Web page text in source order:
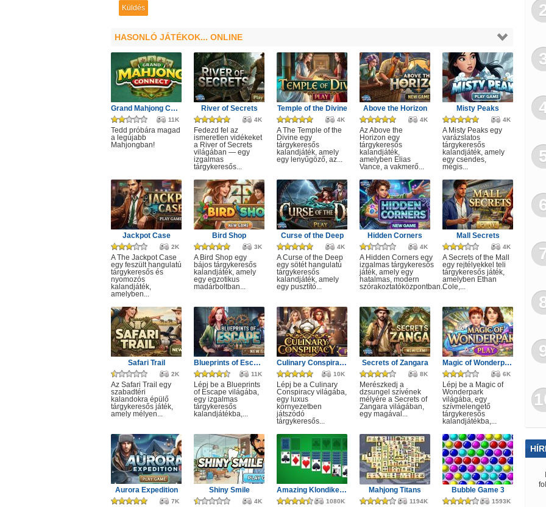
HASONLÓ JÁTÉKOK... ONLINE
Grand Mahjong Connect
11K
Tedd próbára magad
a legújabb
Mahjongban!
River of Secrets
4K
Fedezd fel az
ismeretlen vidékeket
a River of Secrets
világában — egy
izgalmas
tárgykeresős...
Temple of the Divine
4K
A The Temple of the
Divine egy
tárgykeresős
kalandjáték, amely
egy lenyűgöző, az...
Above the Horizon
4K
Az Above the
Horizon egy
tárgykeresős
kalandjáték,
amelyben Elias
Vance, a vakmerő...
Misty Peaks
4K
A Misty Peaks egy
varázslatos
tárgykeresős
kalandjáték, amely
egy csendes,
mégis...
Jackpot Case
2K
A The Jackpot Case
egy feszült hangulatú
tárgykeresős és
nyomozós
kalandjáték,
amelyben...
Bird Shop
3K
A Bird Shop egy
bájos tárgykeresős
kalandjáték, amely
egy egzotikus
madárboltban...
Curse of the Deep
4K
A Curse of the Deep
egy sötét hangulatú
tárgykeresős
kalandjáték, amely
egy pusztító...
Hidden Corners
4K
A Hidden Corners egy
izgalmas tárgykeresős
játék, amely egy
hatalmas, modern
szórakoztatóközpontban...
Mall Secrets
4K
A Secrets of the Mall
egy rejtélyekkel teli
tárgykeresős játék,
amelyben Ethan
Cole,...
Safari Trail
2K
Az Safari Trail egy
szabadtéri
kalandokra épülő
tárgykeresős játék,
amely mélyen...
Blueprints of Escape
11K
Lépj be a Blueprints
of Escape világába,
egy izgalmas
tárgykeresős
kalandjátékba,...
Culinary Conspiracy
10K
Lépj be a Culinary
Conspiracy világába,
egy luxus
környezetben
játszódó
tárgykeresős...
Secrets of Zangara
8K
Merészkedj a
dzsungel szívének
mélyére a Secrets of
Zangara világában,
egy magával...
Magic of Wonderpark
6K
Lépj be a Magic of
Wonderpark
világába, egy
szívmelengető
tárgykeresős
kalandjátékba,...
Aurora Expedition
7K
Shiny Smile
4K
Amazing Klondike Solitaire
1080K
Mahjong Titans
1194K
Bubble Game 3
1593K